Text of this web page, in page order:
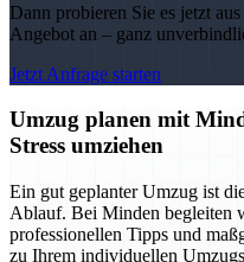
Dann probieren Sie es jetzt
Angebot an – ganz
Jetzt Anfrage starten
Umzug planen mit
Stress umziehen
Ein gut geplanter Umzug ist
Ablauf. Bei Minden begleiten
professionellen Tipps und
zu Ihrem individuellen